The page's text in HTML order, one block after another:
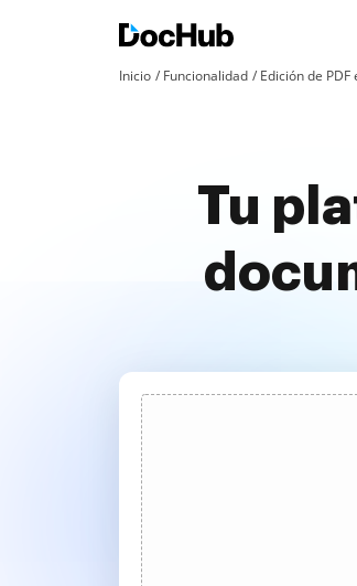
Inicio Funcionalidad Edición de
Tu